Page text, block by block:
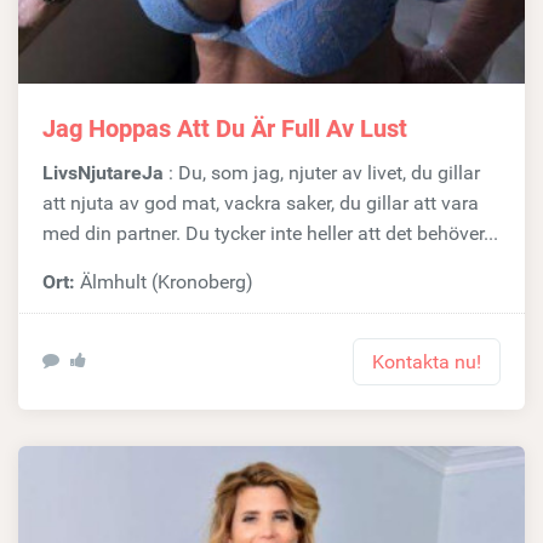
Jag Hoppas Att Du Är Full Av Lust
LivsNjutareJa : Du, som jag, njuter av livet, du gillar
att njuta av god mat, vackra saker, du gillar att vara
med din partner. Du tycker inte heller att det behöver...
Ort: Älmhult (Kronoberg)
Kontakta nu!